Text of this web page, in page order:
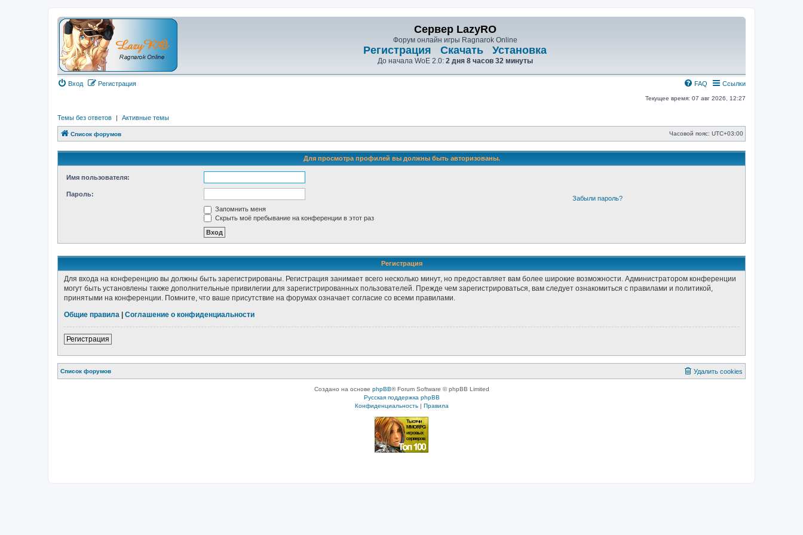
Сервер LazyRO
Форум онлайн игры Ragnarok Online
Регистрация Скачать Установка
До начала WoE 2.0: 2 дня 8 часов 32 минуты
Вход Регистрация Ссылки
FAQ
Текущее время: 07 авг 2026, 12:27
Темы без ответов | Активные темы
Список форумов Часовой пояс: UTC+03:00
Для просмотра профилей вы должны быть авторизованы.
Имя пользователя:
Пароль:
Забыли пароль?
Запомнить меня
Скрыть моё пребывание на конференции в этот раз
Регистрация
Для входа на конференцию вы должны быть зарегистрированы. Регистрация занимает всего несколько минут, но предоставляет вам более широкие возможности. Администратором конференции
могут быть установлены также дополнительные привилегии для зарегистрированных пользователей. Прежде чем зарегистрироваться, вам следует ознакомиться с правилами и политикой,
принятыми на конференции. Помните, что ваше присутствие на форумах означает согласие со всеми правилами.
Общие правила
Соглашение о конфиденциальности
Регистрация
Список форумов Удалить cookies
Создано на основе phpBB® Forum Software © phpBB Limited
Русская поддержка phpBB
Конфиденциальность| Правила